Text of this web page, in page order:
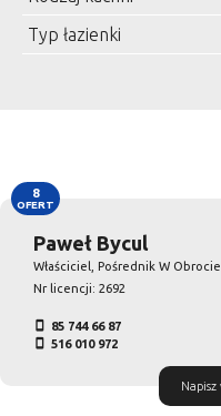
Typ łazienki
Paweł Bycul
Właściciel, Pośrednik W
Nr licencji: 2692
85 744 66 87
516 010 972
8
OFERT